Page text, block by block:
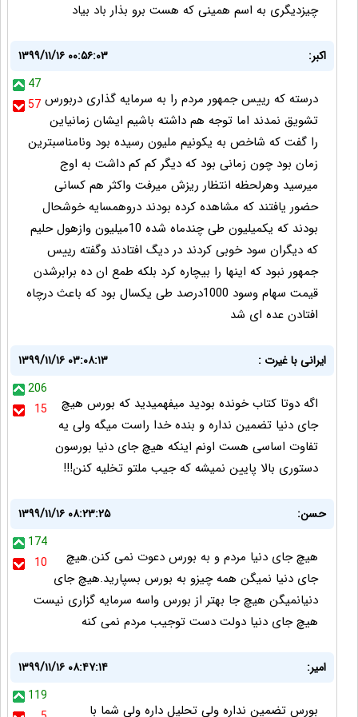
چیزدیگری به اسم همینی که هست برو بذار باد بیاد
اکبر:
۱۳۹۹/۱۱/۱۶ ۰۰:۵۶:۰۳
47
57 درسته که رییس جمهور مردم را به سرمایه گذاری دربورس
تشویق نمدند اما توجه هم داشته باشیم ایشان زمانیاین
را گفت که شاخص به یکونیم ملیون رسیده بود ونامناسبترین
زمان بود چون زمانی بود که دیگر کم کم داشت به اوج
میرسید وهرلحظه انتظار ریزش میرفت واکثر هم کسانی
حضور یافتند که مشاهده کرده بودند دروهمسایه خوشحال
بودند که یکمیلیون طی چندماه شده 10میلیون وازهول حلیم
که دیگران سود خوبی کردند در دیگ افتادند وگفته رییس
جمهور نبود که اینها را بیچاره کرد بلکه طمع ان ده برابرشدن
قیمت سهام وسود 1000درصد طی یکسال بود که باعث درچاه
افتادن عده ای شد
ایرانی با غیرت :
۱۳۹۹/۱۱/۱۶ ۰۳:۰۸:۱۳
206
15
اگه دوتا کتاب خونده بودید میفهمیدید که بورس هیچ
جای دنیا تضمین نداره و بنده خدا راست میگه ولی یه
تفاوت اساسی هست اونم اینکه هیچ جای دنیا بورسون
دستوری بالا پایین نمیشه که جیب ملتو تخلیه کنن!!!
حسن:
۱۳۹۹/۱۱/۱۶ ۰۸:۲۳:۲۵
174
10
هیچ جای دنیا مردم و به بورس دعوت نمی کنن.هیچ
جای دنیا نمیگن همه چیزو به بورس بسپارید.هیچ جای
دنیانمیگن هیچ جا بهتر از بورس واسه سرمایه گزاری نیست
هیچ جای دنیا دولت دست توجیب مردم نمی کنه
امیر:
۱۳۹۹/۱۱/۱۶ ۰۸:۴۷:۱۴
119
بورس تضمین نداره ولی تحلیل داره ولی شما با